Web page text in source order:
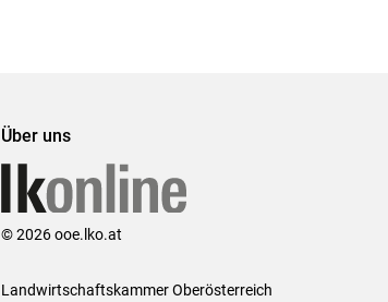
Über uns
© 2026 ooe.lko.at
Landwirtschaftskammer Oberösterreich